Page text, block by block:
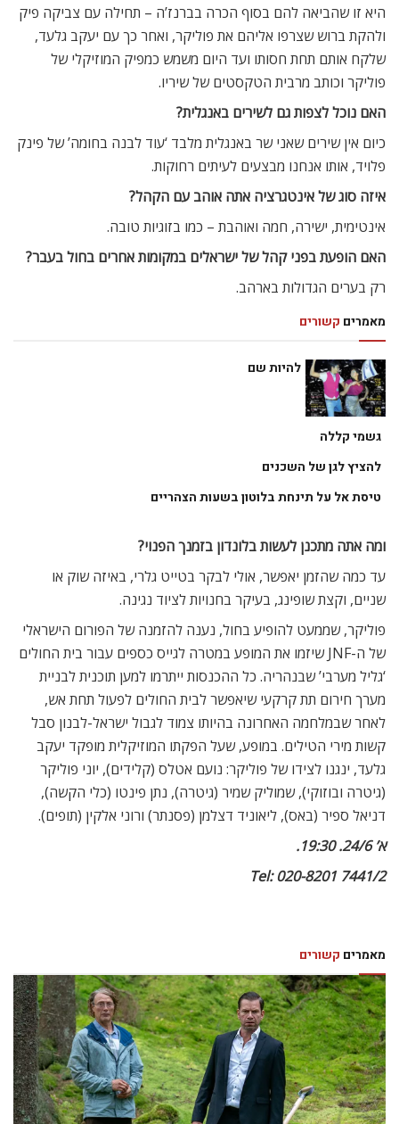
היא זו שהביאה להם בסוף הכרה בברנז’ה – תחילה עם צביקה פיק
ולהקת ברוש שצרפו אליהם את פוליקר, ואחר כך עם יעקב גלעד,
שלקח אותם תחת חסותו ועד היום משמש כמפיק המוזיקלי של
פוליקר וכותב מרבית הטקסטים של שיריו.
האם נוכל לצפות גם לשירים באנגלית?
כיום אין שירים שאני שר באנגלית מלבד ‘עוד לבנה בחומה’ של פינק
פלויד, אותו אנחנו מבצעים לעיתים רחוקות.
איזה סוג של אינטגרציה אתה אוהב עם הקהל?
אינטימית, ישירה, חמה ואוהבת – כמו בזוגיות טובה.
האם הופעת בפני קהל של ישראלים במקומות אחרים בחול בעבר?
רק בערים הגדולות בארהב.
מאמרים קשורים
להיות שם
גשמי קללה
להציץ לגן של השכנים
טיסת אל על תינחת בלוטון בשעות הצהריים
ומה אתה מתכנן לעשות בלונדון בזמנך הפנוי?
עד כמה שהזמן יאפשר, אולי לבקר בטייט גלרי, באיזה שוק או
שניים, וקצת שופינג, בעיקר בחנויות לציוד נגינה.
פוליקר, שממעט להופיע בחול, נענה להזמנה של הפורום הישראלי
של ה-JNF שיזמו את המופע במטרה לגייס כספים עבור בית החולים
‘גליל מערבי’ שבנהריה. כל ההכנסות ייתרמו למען תוכנית לבניית
מערך חירום תת קרקעי שיאפשר לבית החולים לפעול תחת אש,
לאחר שבמלחמה האחרונה בהיותו צמוד לגבול ישראל-לבנון סבל
קשות מירי הטילים. במופע, שעל הפקתו המוזיקלית מופקד יעקב
גלעד, ינגנו לצידו של פוליקר: נועם אטלס (קלידים), יוני פוליקר
(גיטרה ובוזוקי), שמוליק שמיר (גיטרה), נתן פינטו (כלי הקשה),
דניאל ספיר (באס), ליאוניד דצלמן (פסנתר) ורוני אלקין (תופים).
א’ 24/6. 19:30.
Tel: 020-8201 7441/2
מאמרים קשורים